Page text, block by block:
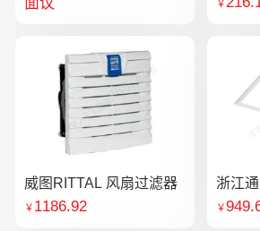
￥
威图RITTAL 风扇过滤器
￥ 1186.92
浙江
￥